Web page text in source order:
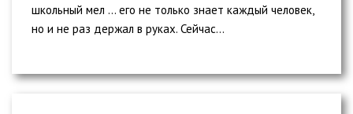
школьный мел … его не только знает каждый человек,
но и не раз держал в руках. Сейчас...